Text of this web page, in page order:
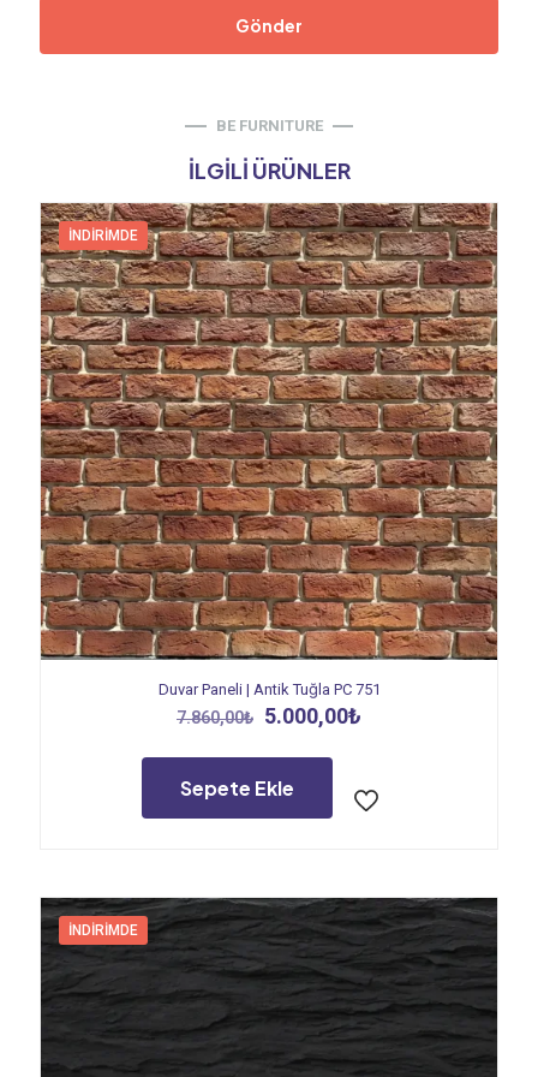
BE FURNITURE
İLGILI ÜRÜNLER
İNDIRIMDE
Duvar Paneli | Antik Tuğla PC 751
7.860,00₺ Orijinal
7.860,00₺.
5.000,00₺
Sepete Ekle
İNDIRIMDE